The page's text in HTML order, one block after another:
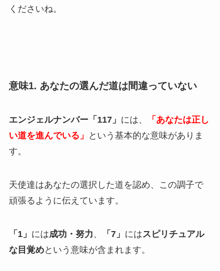
くださいね。
意味1. あなたの選んだ道は間違っていない
エンジェルナンバー「117」 には、
「あなたは正し
い道を進んでいる」
という基本的な意味がありま
す。
天使達はあなたの選択した道を認め、この調子で
頑張るように伝えています。
「1」 には成功・努力 、 「7」 にはスピリチュアル
な目覚めという意味が含まれます。